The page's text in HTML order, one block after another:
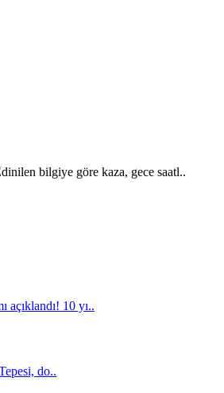
bilgiye göre kaza, gece saatl..
10 yı..
do..